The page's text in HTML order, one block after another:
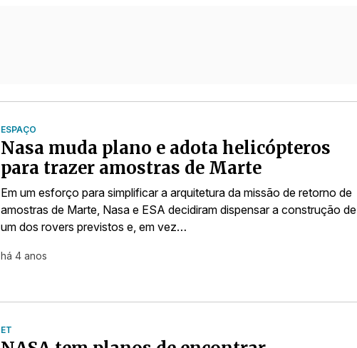
ESPAÇO
Nasa muda plano e adota helicópteros
para trazer amostras de Marte
Em um esforço para simplificar a arquitetura da missão de retorno de
amostras de Marte, Nasa e ESA decidiram dispensar a construção de
um dos rovers previstos e, em vez…
há 4 anos
ET